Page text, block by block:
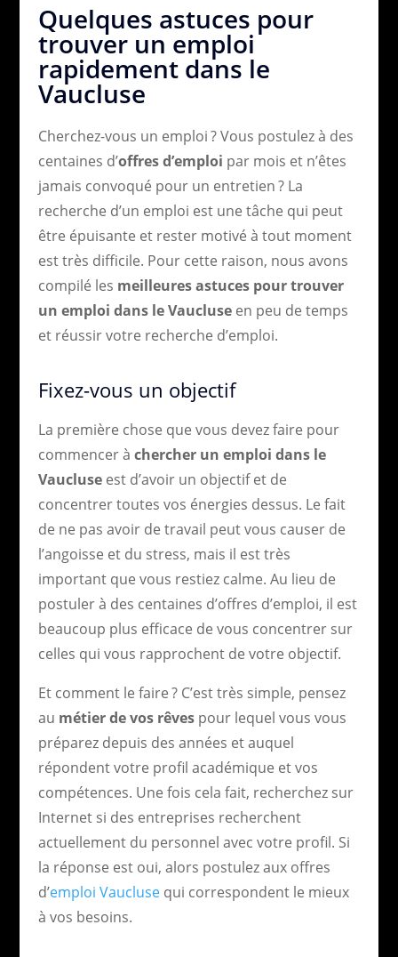
Quelques astuces pour
trouver un emploi
rapidement dans le
Vaucluse
Cherchez-vous un emploi ? Vous postulez à des
centaines d’offres d’emploi par mois et n’êtes
jamais convoqué pour un entretien ? La
recherche d’un emploi est une tâche qui peut
être épuisante et rester motivé à tout moment
est très difficile. Pour cette raison, nous avons
compilé les meilleures astuces pour trouver
un emploi dans le Vaucluseen peu de temps
et réussir votre recherche d’emploi.
Fixez-vous un objectif
La première chose que vous devez faire pour
commencer à chercher un emploi dans le
Vaucluseest d’avoir un objectif et de
concentrer toutes vos énergies dessus. Le fait
de ne pas avoir de travail peut vous causer de
l’angoisse et du stress, mais il est très
important que vous restiez calme. Au lieu de
postuler à des centaines d’offres d’emploi, il est
beaucoup plus efficace de vous concentrer sur
celles qui vous rapprochent de votre objectif.
Et comment le faire ? C’est très simple, pensez
au métier de vos rêvespour lequel vous vous
préparez depuis des années et auquel
répondent votre profil académique et vos
compétences. Une fois cela fait, recherchez sur
Internet si des entreprises recherchent
actuellement du personnel avec votre profil. Si
la réponse est oui, alors postulez aux offres
d’emploi Vauclusequi correspondent le mieux
à vos besoins.